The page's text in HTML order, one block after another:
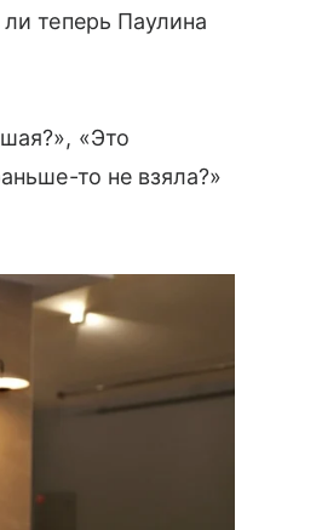
теперь Паулина
«Это
то не взяла?»